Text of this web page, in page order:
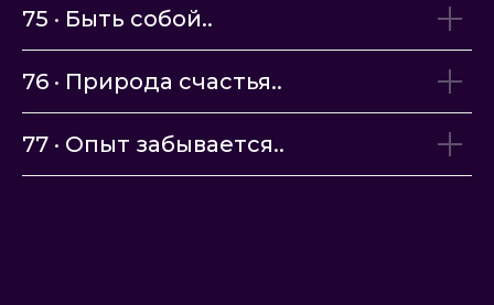
75 · Быть собой..
76 · Природа счастья..
77 · Опыт забывается..